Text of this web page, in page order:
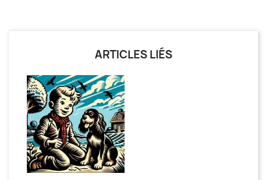
ARTICLES LIÉS